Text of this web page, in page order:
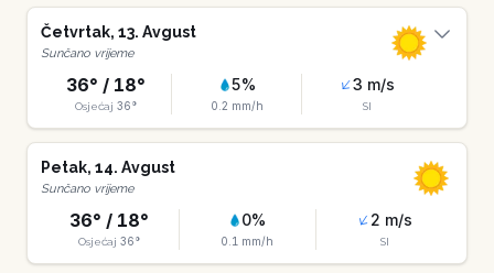
Četvrtak, 13. Avgust
Sunčano vrijeme
36° / 18°
Osjećaj 36°
5%
0.2 mm/h
3 m/s
SI
Petak, 14. Avgust
Sunčano vrijeme
36° / 18°
Osjećaj 36°
0%
0.1 mm/h
2 m/s
SI